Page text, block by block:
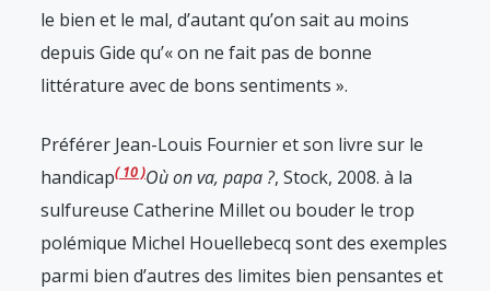
le bien et le mal, d’autant qu’on sait au moins
depuis Gide qu’« on ne fait pas de bonne
littérature avec de bons sentiments ».
Préférer Jean-Louis Fournier et son livre sur le
handicap 10 Où on va, papa ?, Stock, 2008. à la
sulfureuse Catherine Millet ou bouder le trop
polémique Michel Houellebecq sont des exemples
parmi bien d’autres des limites bien pensantes et